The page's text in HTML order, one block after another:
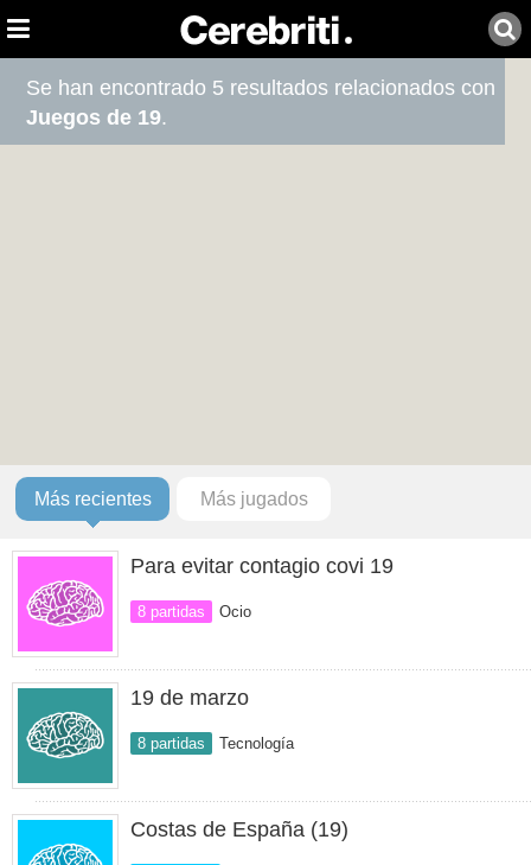
Se han encontrado 5 resultados relacionados con
Juegos de 19.
Más recientes Más jugados
Para evitar contagio covi 19
8 partidas Ocio
19 de marzo
8 partidas Tecnología
Costas de España (19)